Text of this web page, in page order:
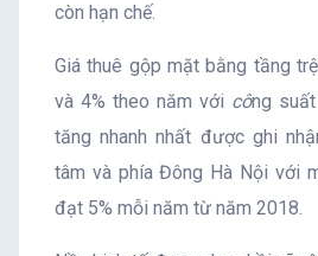
còn hạn chế.
Giá thuê gộp mặt bằng tầng
và 4% theo năm với công
tăng nhanh nhất được ghi
tâm và phía Đông Hà Nội với
đạt 5% mỗi năm từ năm 2018.